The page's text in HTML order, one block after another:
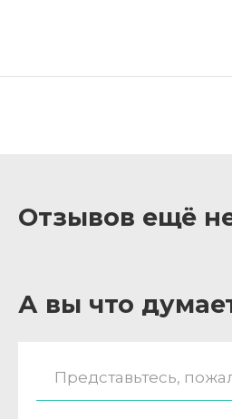
Отзывов ещё
А вы что